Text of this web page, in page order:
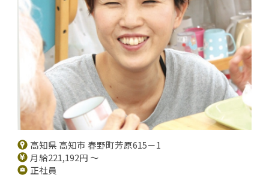
高知県 高知市 春野町芳原615－1
月給221,192円 ～
正社員